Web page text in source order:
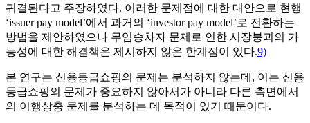
귀결된다고 주장하였다. 이러한 문제점에 대한 대안으로 현행
‘issuer pay model’에서 과거의 ‘investor pay model’로 전환하는
방법을 제안하였으나 무임승차자 문제로 인한 시장붕괴의 가
능성에 대한 해결책은 제시하지 않은 한계점이 있다.9)
본 연구는 신용등급쇼핑의 문제는 분석하지 않는데, 이는 신용
등급쇼핑의 문제가 중요하지 않아서가 아니라 다른 측면에서
의 이행상충 문제를 분석하는 데 목적이 있기 때문이다.